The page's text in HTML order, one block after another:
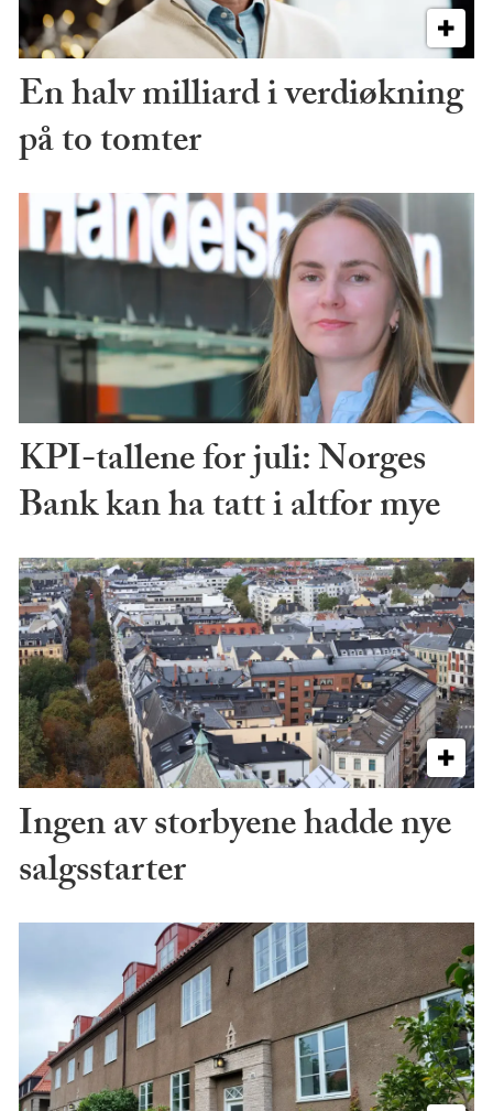
En halv milliard i verdiøkning
på to tomter
KPI-tallene for juli: Norges
Bank kan ha tatt i altfor mye
Ingen av storbyene hadde nye
salgsstarter